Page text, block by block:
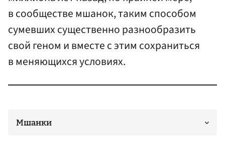
в сообществе мшанок, таким способом
сумевших существенно разнообразить
свой геном и вместе с этим сохраниться
в меняющихся условиях.
Мшанки